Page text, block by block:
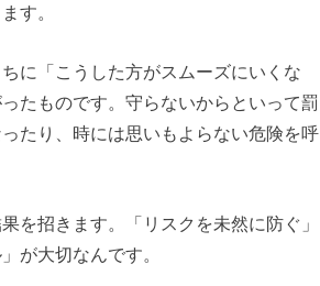
す。
に「こうした方がスムーズにいくな
たものです。守らないからといって罰
たり、時には思いもよらない危険を呼
を招きます。「リスクを未然に防ぐ」
が大切なんです。